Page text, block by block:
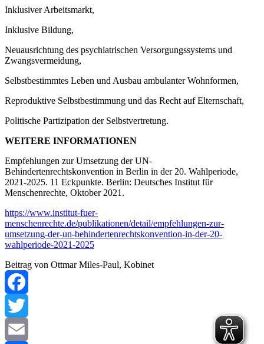
Inklusiver Arbeitsmarkt,
Inklusive Bildung,
Neuausrichtung des psychiatrischen Versorgungssystems und
Zwangsvermeidung,
Selbstbestimmtes Leben und Ausbau ambulanter Wohnformen,
Reproduktive Selbstbestimmung und das Recht auf Elternschaft,
Politische Partizipation der Selbstvertretung.
WEITERE INFORMATIONEN
Empfehlungen zur Umsetzung der UN-
Behindertenrechtskonvention in Berlin in der 20. Wahlperiode,
2021-2025. 11 Eckpunkte. Berlin: Deutsches Institut für
Menschenrechte, Oktober 2021.
https://www.institut-fuer-
menschenrechte.de/publikationen/detail/empfehlungen-zur-
umsetzung-der-un-behindertenrechtskonvention-in-der-20-
wahlperiode-2021-2025
Beitrag von Ottmar Miles-Paul, Kobinet
Facebook
Twitter